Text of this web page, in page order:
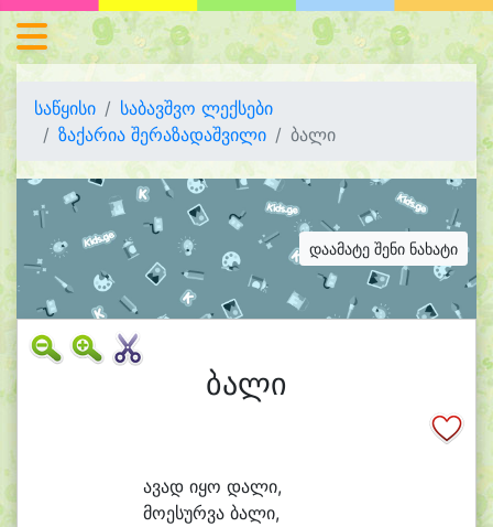
საწყისი
საბავშვო ლექსები
ზაქარია შერაზადაშვილი
ბალი
დაამატე შენი ნახატი
ბალი
ავად იყო დალი,
მოესურვა ბალი,